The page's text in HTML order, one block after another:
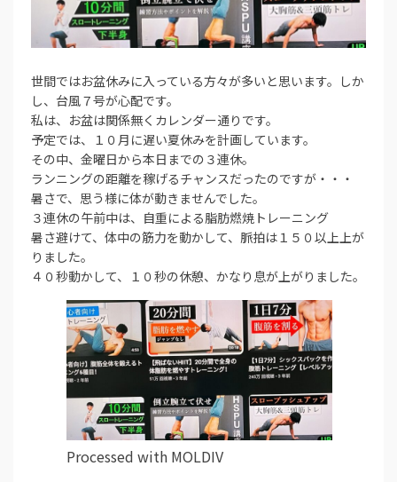
世間ではお盆休みに入っている方々が多いと思います。しか
し、台風７号が心配です。
私は、お盆は関係無くカレンダー通りです。
予定では、１０月に遅い夏休みを計画しています。
その中、金曜日から本日までの３連休。
ランニングの距離を稼げるチャンスだったのですが・・・
暑さで、思う様に体が動きませんでした。
３連休の午前中は、自重による脂肪燃焼トレーニング
暑さ避けて、体中の筋力を動かして、脈拍は１５０以上上が
りました。
４０秒動かして、１０秒の休憩、かなり息が上がりました。
Processed with MOLDIV